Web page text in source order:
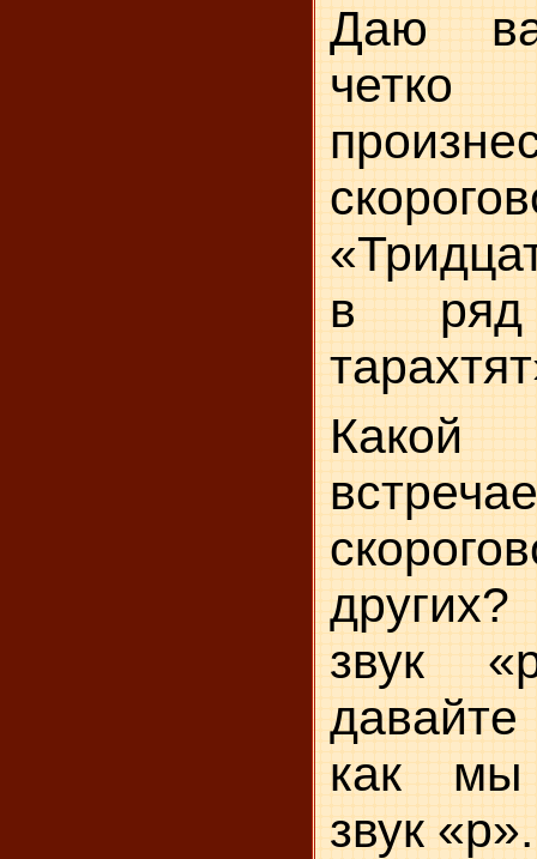
Даю
в ряд
звук
как мы
звук «р».